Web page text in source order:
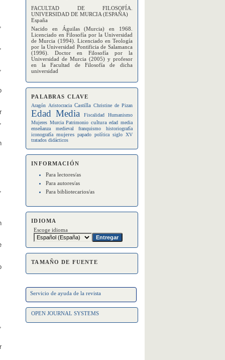
FACULTAD DE FILOSOFÍA.
UNIVERSIDAD DE MURCIA (ESPAÑA)
España
Nacido en Águilas (Murcia) en 1968.
Licenciado en Filosofía por la Universidad
de Murcia (1994). Licenciado en Teología
por la Universidad Pontificia de Salamanca
(1996). Doctor en Filosofía por la
Universidad de Murcia (2005) y profesor
en la Facultad de Filosofía de dicha
universidad
PALABRAS CLAVE
Aragón Aristocracia Castilla Christine de Pizan
Edad Media Fiscalidad
Humanismo
Mujeres Murcia Patrimonio cultura edad media
enseñanza medieval
franquismo
historiografía
iconografía mujeres papado política siglo XV
tratados didácticos
INFORMACIÓN
Para lectores/as
Para autores/as
Para bibliotecarios/as
IDIOMA
Escoge idioma
TAMAÑO DE FUENTE
Servicio de ayuda de la revista
OPEN JOURNAL SYSTEMS